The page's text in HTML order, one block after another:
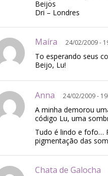
Beijos
Dri – Londres
Maíra 24/02/2009 -
To esperando seus
Beijo, Lu!
Anna 24/02/2009 -
A minha demorou
código Lu, uma
Tudo é lindo e fofo…
pigmentação das
Chata de Galocha